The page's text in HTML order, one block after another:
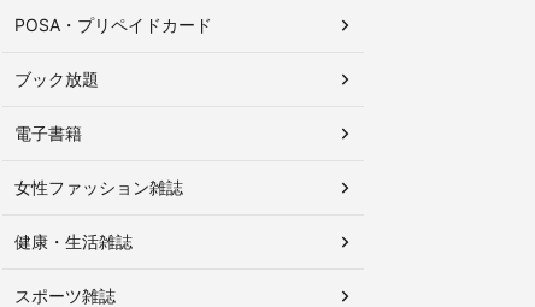
POSA・プリペイドカード
ブック放題
電子書籍
女性ファッション雑誌
健康・生活雑誌
スポーツ雑誌